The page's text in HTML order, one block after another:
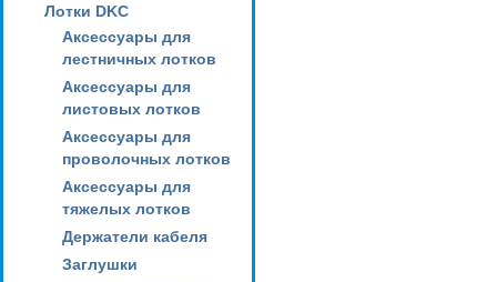
Лотки DKC
Аксессуары для
лестничных лотков
Аксессуары для
листовых лотков
Аксессуары для
проволочных лотков
Аксессуары для
тяжелых лотков
Держатели кабеля
Заглушки